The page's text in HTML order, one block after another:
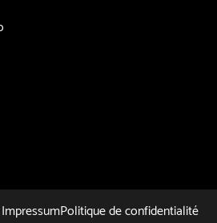
ImpressumPolitique de confidentialité